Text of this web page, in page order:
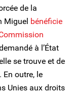
de la
Miguel bénéficie
à l’État
se trouve et de
outre, le
Unies aux droits